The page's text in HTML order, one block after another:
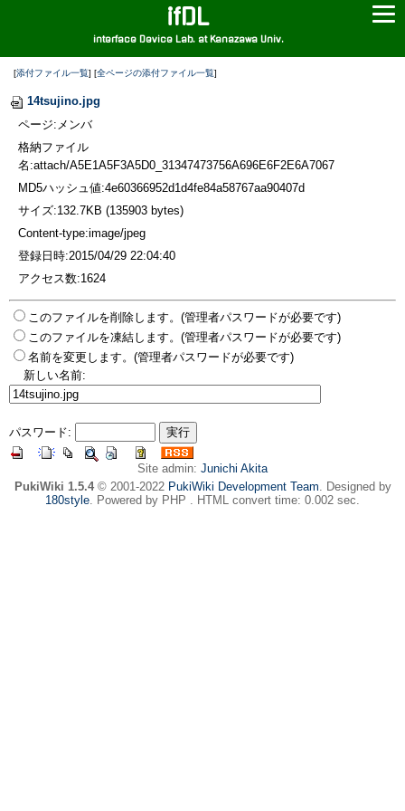
ifDL
interface Device Lab. at Kanazawa Univ.
[添付ファイル一覧] [全ページの添付ファイル一覧]
14tsujino.jpg
ページ:メンバ
格納ファイル
名:attach/A5E1A5F3A5D0_31347473756A696E6F2E6A7067
MD5ハッシュ値:4e60366952d1d4fe84a58767aa90407d
サイズ:132.7KB (135903 bytes)
Content-type:image/jpeg
登録日時:2015/04/29 22:04:40
アクセス数:1624
このファイルを削除します。(管理者パスワードが必要です)
このファイルを凍結します。(管理者パスワードが必要です)
名前を変更します。(管理者パスワードが必要です)
新しい名前:
パスワード:
Site admin: Junichi Akita
PukiWiki 1.5.4© 2001-2022 PukiWiki Development Team. Designed by
180style. Powered by PHP . HTML convert time: 0.002 sec.